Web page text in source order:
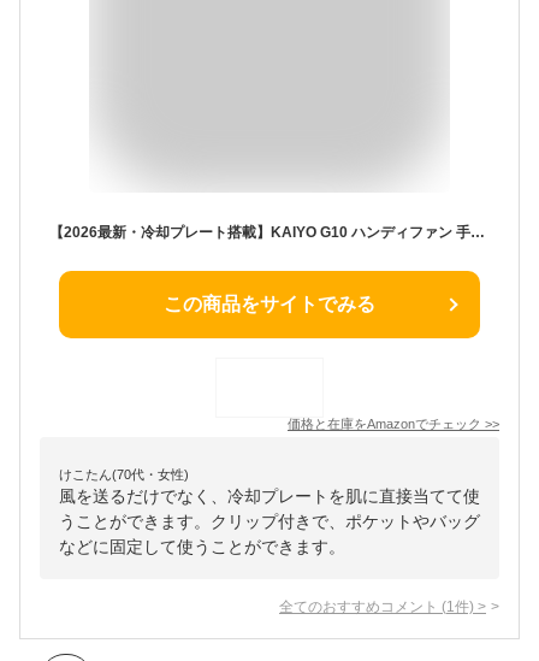
【2026最新・冷却プレート搭載】KAIYO G10 ハンディファン 手持ち扇風機 半導体 冷却 18000RPM強風 3300mAh大容量 デジタル表示 軽量 コンパクト クリップ付き ハンズフリー 携帯扇風機 静音 USB充電式 アウトドア 扇風機 おしゃれ (ホワイト)
この商品をサイトでみる
価格と在庫をAmazonでチェック >>
けこたん(70代・女性)
風を送るだけでなく、冷却プレートを肌に直接当てて使
うことができます。クリップ付きで、ポケットやバッグ
などに固定して使うことができます。
全てのおすすめコメント (1 件) >